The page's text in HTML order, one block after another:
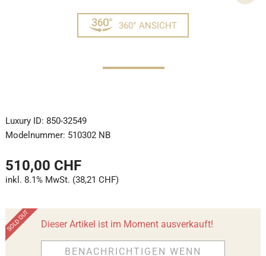
360° ANSICHT
Luxury ID: 850-32549
Modelnummer: 510302 NB
510,00 CHF
inkl. 8.1% MwSt. (38,21 CHF)
Dieser Artikel ist im Moment ausverkauft!
BENACHRICHTIGEN WENN